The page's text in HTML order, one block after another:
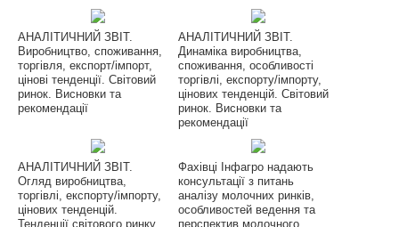
АНАЛІТИЧНИЙ ЗВІТ.
Виробництво, споживання,
торгівля, експорт/імпорт,
цінові тенденції. Світовий
ринок. Висновки та
рекомендації
АНАЛІТИЧНИЙ ЗВІТ.
Динаміка виробництва,
споживання, особливості
торгівлі, експорту/імпорту,
цінових тенденцій. Світовий
ринок. Висновки та
рекомендації
АНАЛІТИЧНИЙ ЗВІТ.
Огляд виробництва,
торгівлі, експорту/імпорту,
цінових тенденцій.
Тенденції світового ринку.
Фахівці Інфагро надають
консультації з питань
аналізу молочних ринків,
особливостей ведення та
перспектив молочного